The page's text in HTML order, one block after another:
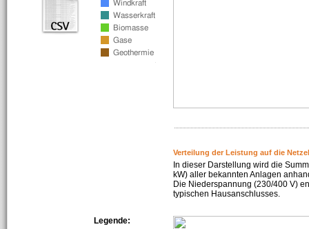
Verteilung der Leistung auf die
In dieser Darstellung wird die
kW) aller bekannten Anlagen
Die Niederspannung (230/400 V)
typischen Hausanschlusses.
Legende: